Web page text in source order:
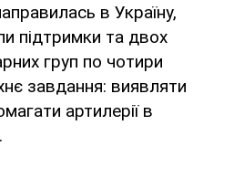
в Україну,
підтримки та двох
груп по чотири
завдання: виявляти
артилерії в